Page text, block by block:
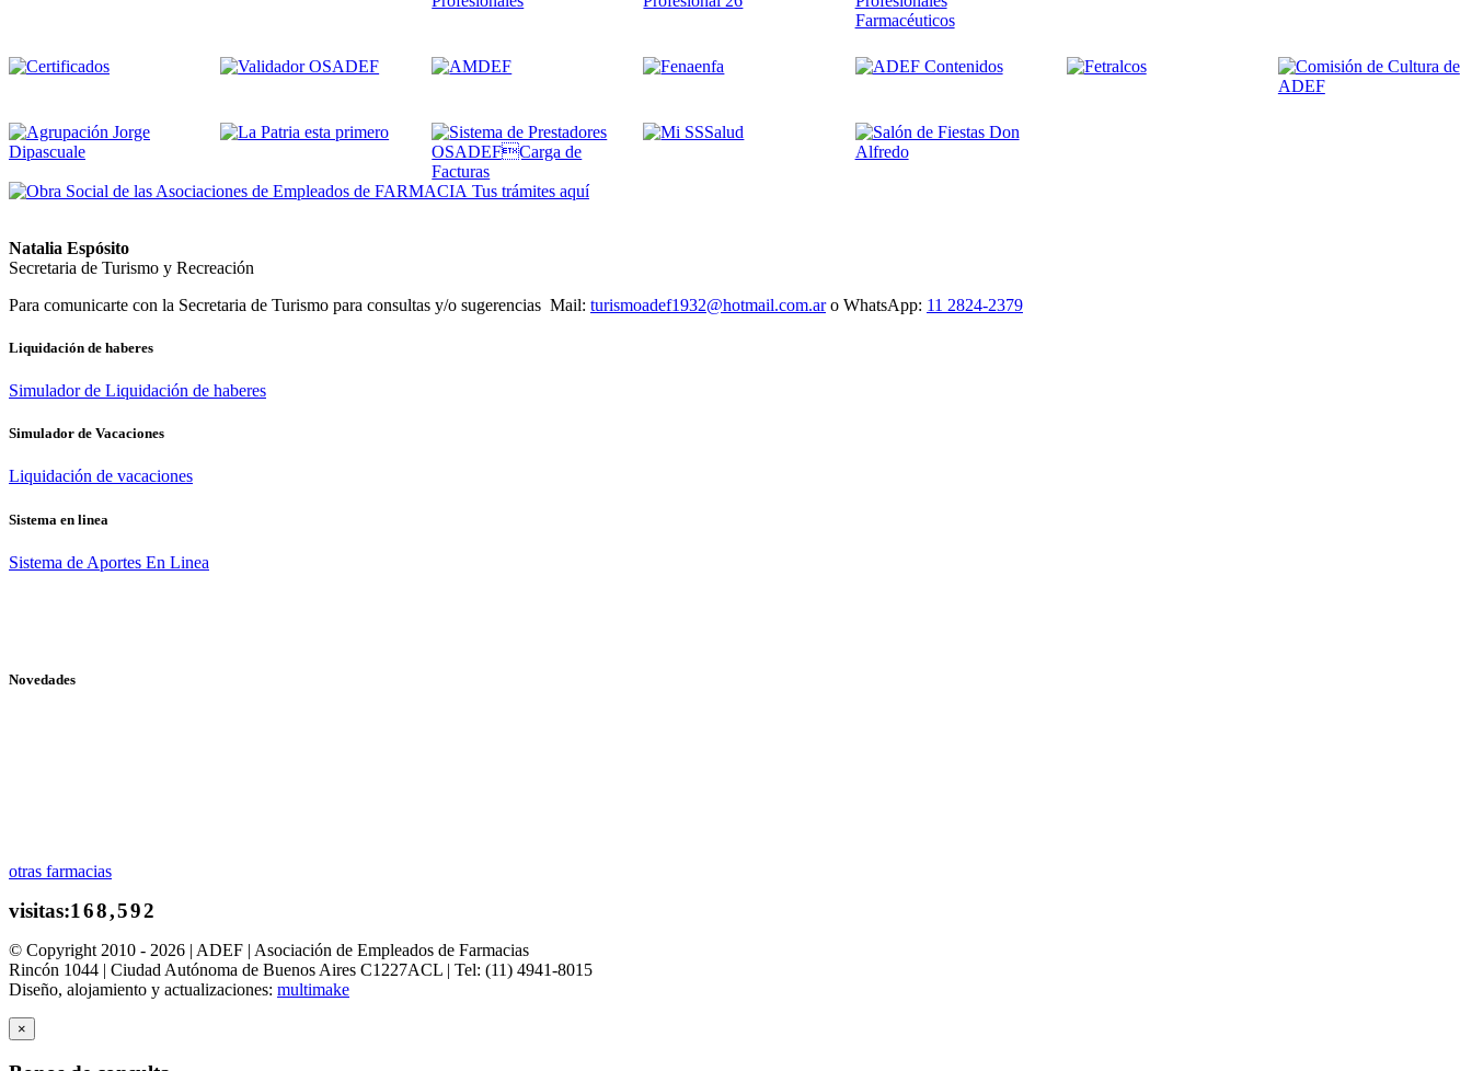
Tus trámites aquí
Natalia Espósito
Secretaria de Turismo y Recreación
Para comunicarte con la Secretaria de Turismo para consultas y/o sugerencias Mail: turismoadef1932@hotmail.com.aro WhatsApp: 11 2824-2379
Liquidación de haberes
Simulador de Liquidación de haberes
Simulador de Vacaciones
Liquidación de vacaciones
Sistema en linea
Sistema de Aportes En Linea
Novedades
otras farmacias
© Copyright 2010 - 2026 | ADEF | Asociación de Empleados de Farmacias
Rincón 1044 | Ciudad Autónoma de Buenos Aires C1227ACL | Tel: (11) 4941-8015
Diseño, alojamiento y actualizaciones: multimake
×